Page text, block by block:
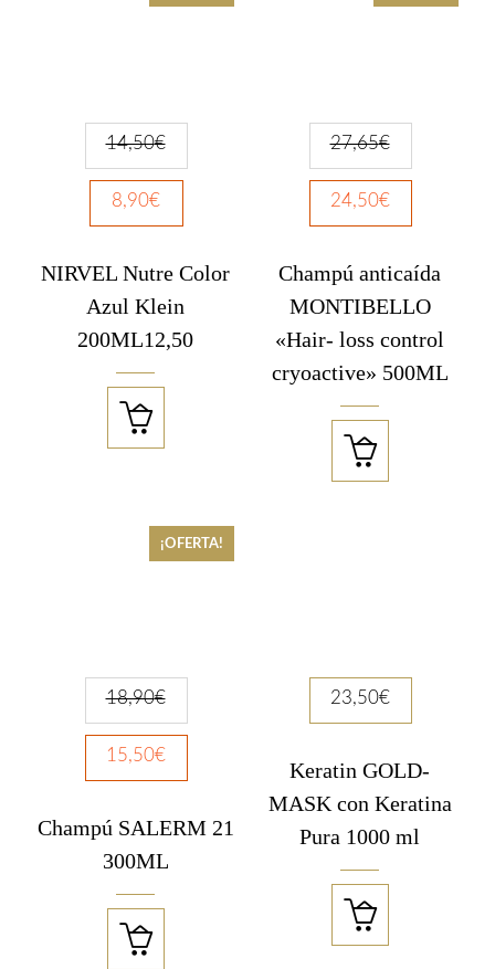
14,50€
8,90€
NIRVEL Nutre Color
Azul Klein
200ML12,50

27,65€
24,50€
Champú anticaída
MONTIBELLO
«Hair- loss control
cryoactive» 500ML

¡OFERTA!
18,90€
15,50€
Champú SALERM 21
300ML

23,50€
Keratin GOLD-
MASK con Keratina
Pura 1000 ml
